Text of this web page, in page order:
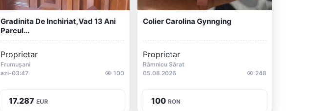
Gradinita De Inchiriat,vad 13 Ani
Parcul...
Proprietar
Frumușani
azi-03:47
100
17.287 EUR
Colier Carolina Gynnging
Proprietar
Râmnicu Sărat
05.08.2026
248
100 RON